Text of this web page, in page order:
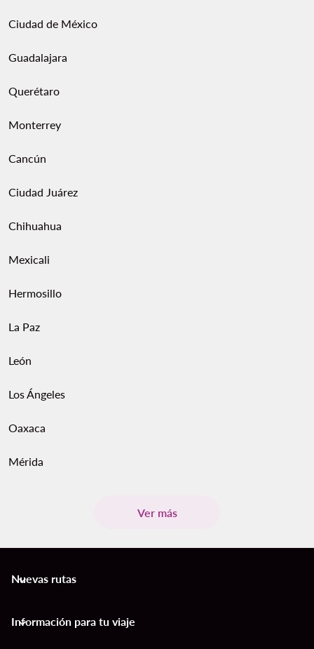
Ciudad de México
Guadalajara
Querétaro
Monterrey
Cancún
Ciudad Juárez
Chihuahua
Mexicali
Hermosillo
La Paz
León
Los Ángeles
Oaxaca
Mérida
Ver más
Nuevas rutas
keyboard_arrow_down
Información para tu viaje
keyboard_arrow_down